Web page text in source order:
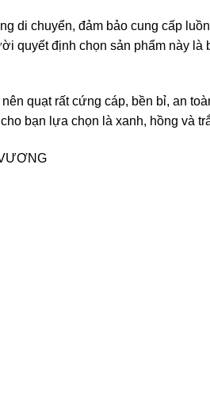
di chuyển, đảm bảo cung cấp
quyết định chọn sản phẩm này là
quạt rất cứng cáp, bền bỉ, an
bạn lựa chọn là xanh, hồng và